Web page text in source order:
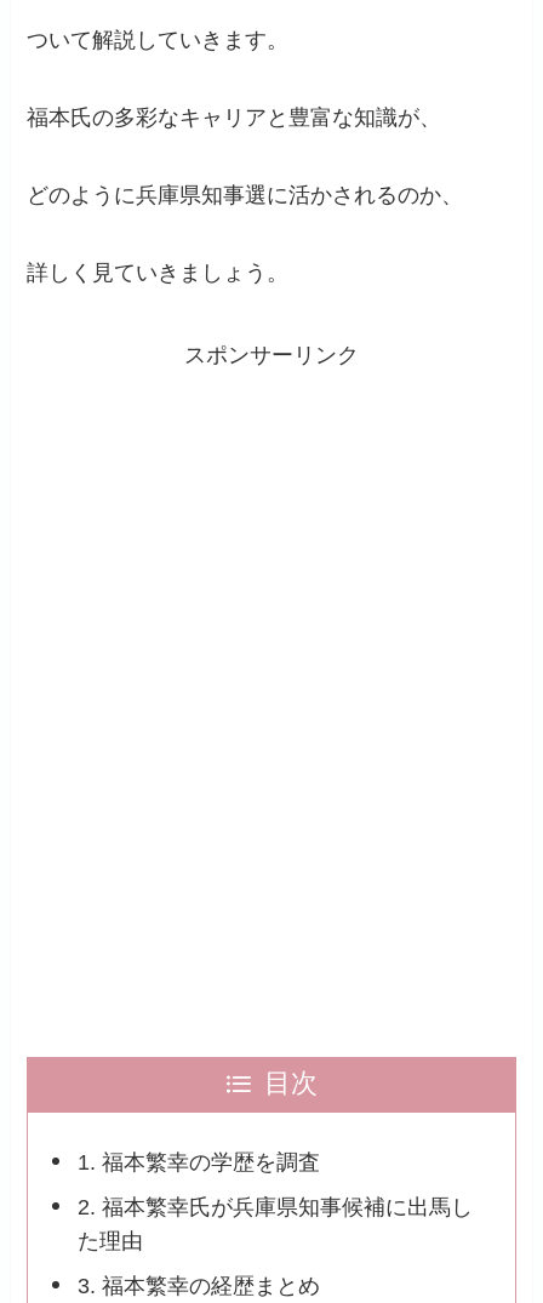
ついて解説していきます。
福本氏の多彩なキャリアと豊富な知識が、
どのように兵庫県知事選に活かされるのか、
詳しく見ていきましょう。
スポンサーリンク
目次
1. 福本繁幸の学歴を調査
2. 福本繁幸氏が兵庫県知事候補に出馬し
た理由
3. 福本繁幸の経歴まとめ